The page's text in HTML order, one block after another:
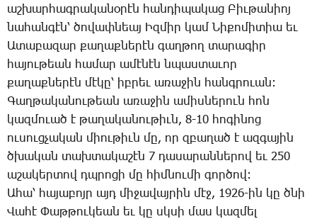
աշ­խար­հագ­րա­կա­նօ­րէն հան­դի­պա­կաց ­Բիւ­թա­նիոյ
նա­հան­գէն՝ ծո­վափ­նեայ Իզ­միր կամ ­Նի­քո­մի­տիա եւ
Ա­տա­բա­զար քա­ղաք­նե­րէն գաղ­թող տա­րա­գիր
հա­յու­թեան հա­մար ա­մէ­նէն նպաս­տա­ւոր
քա­ղաք­նե­րէն մէ­կը՝ իբ­րեւ ա­ռա­ջին հանգ­րո­ւան:
­Գաղ­թա­կա­նու­թեան ա­ռա­ջին ա­միս­նե­րուն հոն
կազ­մո­ւած է թա­ղա­կա­նու­թիւն, 8-10 հո­գի­նոց
ու­սուց­չա­կան միու­թիւն մը, որ զբա­ղած է ազ­գա­յին
ծխա­կան տախ­տա­կա­շէն 7 դա­սա­րան­նե­րով եւ 250
ա­շա­կեր­տով դպրո­ցի մը հիմ­նու­մի գոր­ծով:
Ա­հա՝ հա­յա­բոյր այդ մի­ջա­վայ­րին մէջ, 1926-ին կը ծնի
­Վա­հէ ­Փաթ­թու­կեան եւ կը սկսի մաս կազ­մել